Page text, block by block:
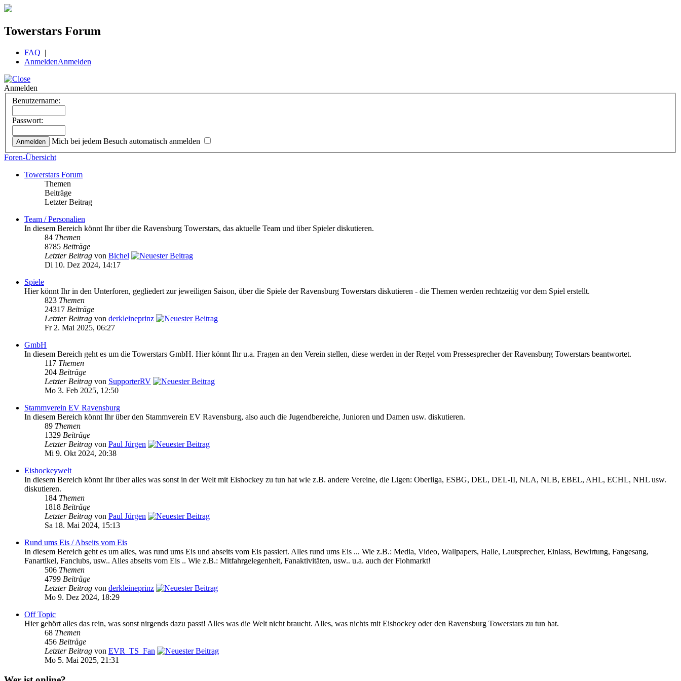
Towerstars Forum
FAQ |
AnmeldenAnmelden
Anmelden
Benutzername:
Passwort:
Mich bei jedem Besuch automatisch anmelden
Foren-Übersicht
Towerstars Forum
Themen
Beiträge
Letzter Beitrag
Team / Personalien
In diesem Bereich könnt Ihr über die Ravensburg Towerstars, das aktuelle Team und über Spieler diskutieren.
84 Themen
8785 Beiträge
Letzter Beitrag von Bichel
Di 10. Dez 2024, 14:17
Spiele
Hier könnt Ihr in den Unterforen, gegliedert zur jeweiligen Saison, über die Spiele der Ravensburg Towerstars diskutieren - die Themen werden rechtzeitig vor dem Spiel erstellt.
823 Themen
24317 Beiträge
Letzter Beitrag von derkleineprinz
Fr 2. Mai 2025, 06:27
GmbH
In diesem Bereich geht es um die Towerstars GmbH. Hier könnt Ihr u.a. Fragen an den Verein stellen, diese werden in der Regel vom Pressesprecher der Ravensburg Towerstars beantwortet.
117 Themen
204 Beiträge
Letzter Beitrag von SupporterRV
Mo 3. Feb 2025, 12:50
Stammverein EV Ravensburg
In diesem Bereich könnt Ihr über den Stammverein EV Ravensburg, also auch die Jugendbereiche, Junioren und Damen usw. diskutieren.
89 Themen
1329 Beiträge
Letzter Beitrag von Paul Jürgen
Mi 9. Okt 2024, 20:38
Eishockeywelt
In diesem Bereich könnt Ihr über alles was sonst in der Welt mit Eishockey zu tun hat wie z.B. andere Vereine, die Ligen: Oberliga, ESBG, DEL, DEL-II, NLA, NLB, EBEL, AHL, ECHL, NHL usw.
diskutieren.
184 Themen
1818 Beiträge
Letzter Beitrag von Paul Jürgen
Sa 18. Mai 2024, 15:13
Rund ums Eis / Abseits vom Eis
In diesem Bereich geht es um alles, was rund ums Eis und abseits vom Eis passiert. Alles rund ums Eis ... Wie z.B.: Media, Video, Wallpapers, Halle, Lautsprecher, Einlass, Bewirtung, Fangesang,
Fanartikel, Fanclubs, usw.. Alles abseits vom Eis .. Wie z.B.: Mitfahrgelegenheit, Fanaktivitäten, usw.. u.a. auch der Flohmarkt!
506 Themen
4799 Beiträge
Letzter Beitrag von derkleineprinz
Mo 9. Dez 2024, 18:29
Off Topic
Hier gehört alles das rein, was sonst nirgends dazu passt! Alles was die Welt nicht braucht. Alles, was nichts mit Eishockey oder den Ravensburg Towerstars zu tun hat.
68 Themen
456 Beiträge
Letzter Beitrag von EVR_TS_Fan
Mo 5. Mai 2025, 21:31